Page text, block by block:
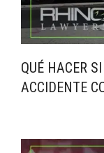
QUÉ HACER
ACCIDENTE